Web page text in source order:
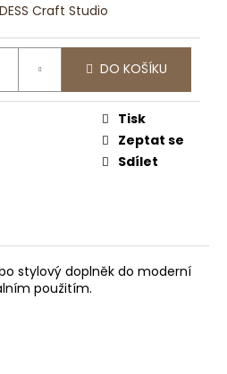
DESS Craft Studio
DO KOŠÍKU
Tisk
Zeptat se
Sdílet
stylový doplněk do moderní
použitím.